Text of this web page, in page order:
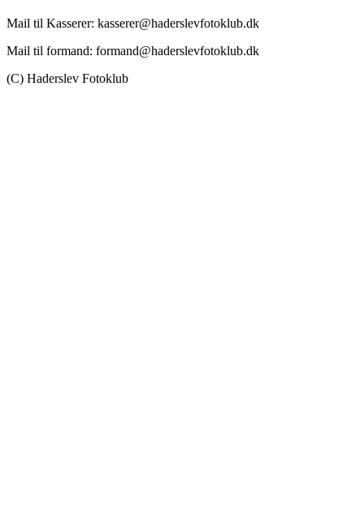
Mail til Kasserer: kasserer@haderslevfotoklub.dk
Mail til formand: formand@haderslevfotoklub.dk
(C) Haderslev Fotoklub